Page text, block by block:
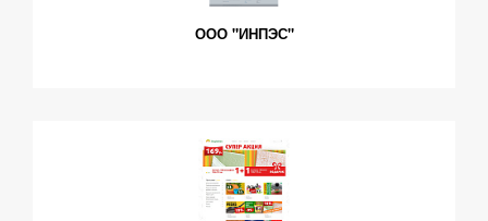
ООО "ИНПЭС"